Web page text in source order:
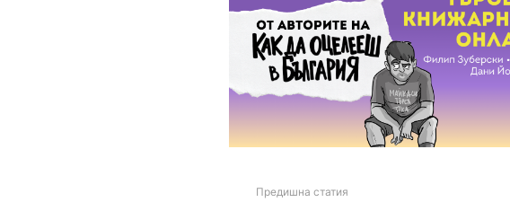
Предишна статия